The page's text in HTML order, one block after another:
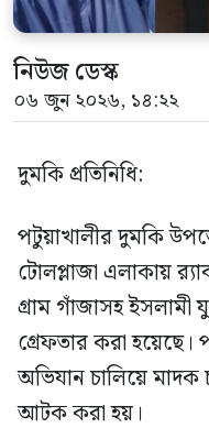
নিউজ ডেস্ক
০৬ জুন ২০২৬, ১৪:২২
দুমকি প্রতিনিধি:
পটুয়াখালীর দুমকি
টোলপ্লাজা এলাকায়
গ্রাম গাঁজাসহ
গ্রেফতার করা হয়েছে।
অভিযান চালিয়ে
আটক করা হয়।